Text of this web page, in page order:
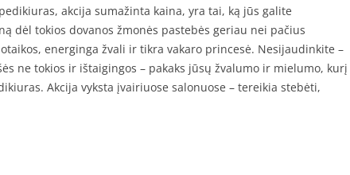
akcija sumažinta kaina, yra tai, ką jūs galite
dėl tokios dovanos žmonės pastebės geriau nei pačius
energinga žvali ir tikra vakaro princesė. Nesijaudinkite –
ne tokios ir ištaigingos – pakaks jūsų žvalumo ir mielumo, kurį
Akcija vyksta įvairiuose salonuose – tereikia stebėti,